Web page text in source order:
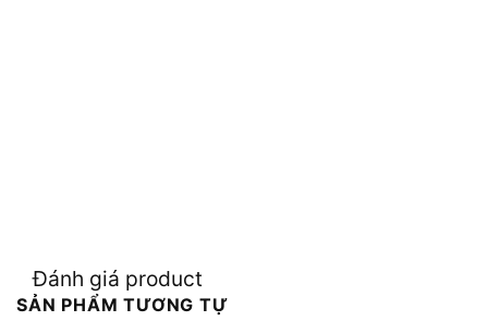
Đánh giá product
SẢN PHẨM TƯƠNG TỰ